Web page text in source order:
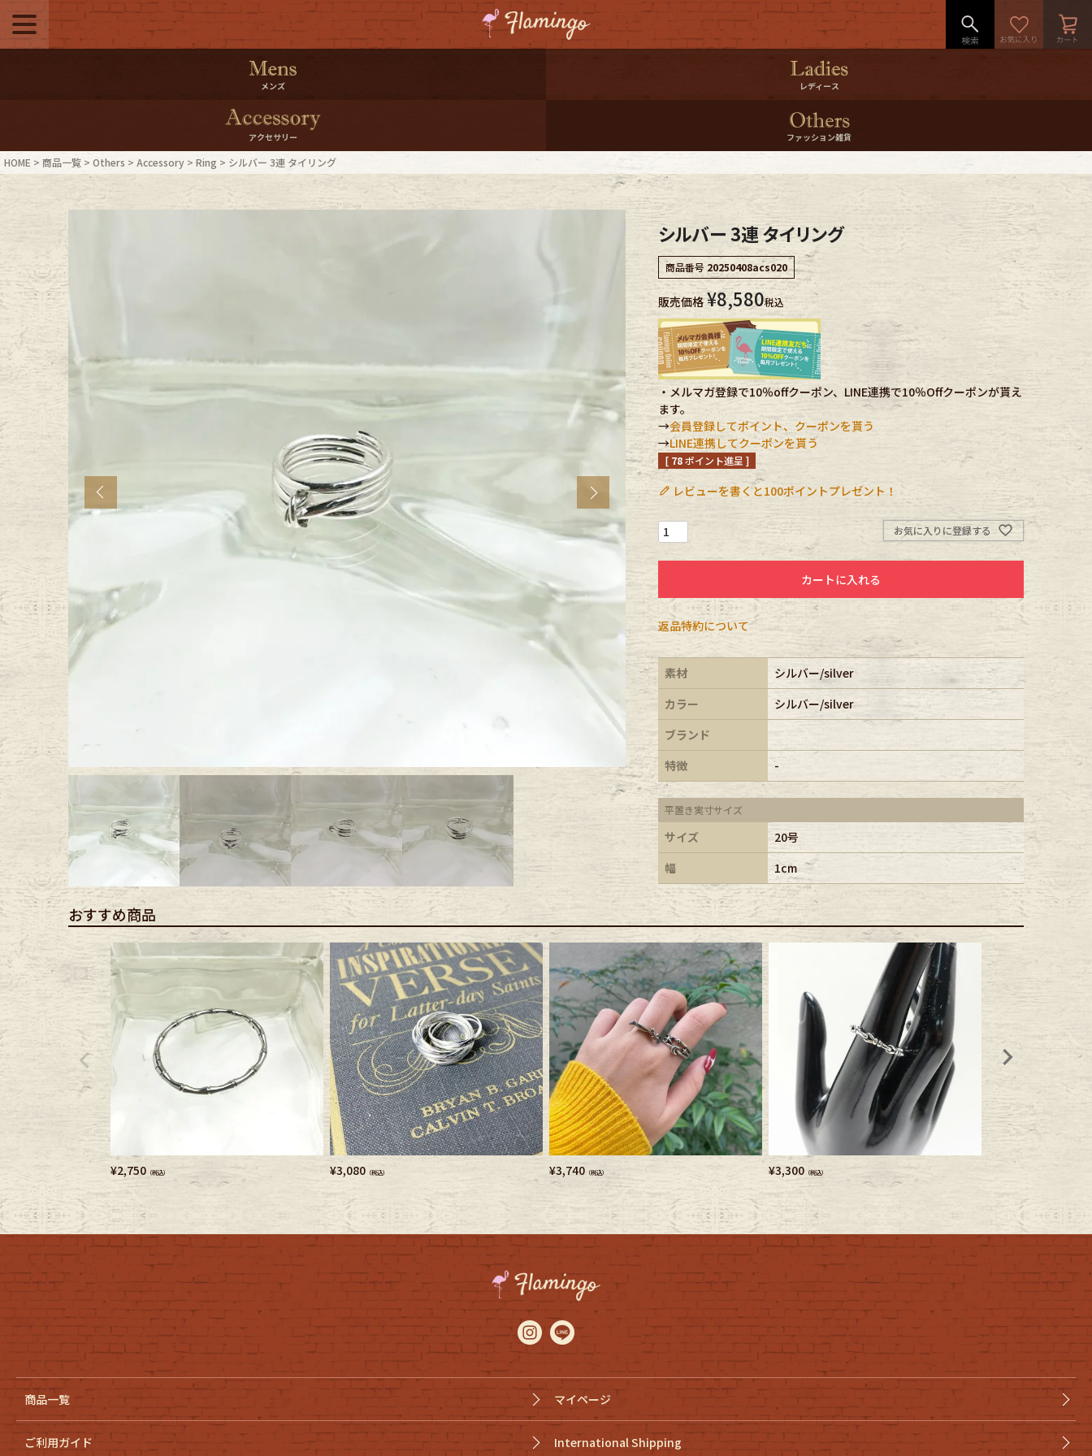
500pt＆10％Offクーポンプレゼント
10％0ffクーポンプレゼント
ログイン・会員登録 LINE ID連携
お気に入り マイページ
ご利用ガイド International Shipping
店舗紹介
ブランドから探す
年代から探す 古着卸DOCK
メンズ商品カテゴリーから探す
Tops Outer
Bottoms
Fafatt Kidswear
小物・アクセサリーから探す
Eye Wear Cap
Bag Stall・Scarf
Accessory Shoes
antique goods
vintage bicycle
FAFATT
メンズ レディース
アクセサリー ファッション雑貨
HOME 商品一覧 Others Accessory Ring シルバー 3連 タイリング
Previous Next
シルバー 3連 タイリング
商品番号 20250408acs020
販売価格 ¥8,580税込
・メルマガ登録で10％offクーポン、LINE連携で10％Offクーポンが貰え
ます。
→会員登録してポイント、クーポンを貰う
→LINE連携してクーポンを貰う
[ 78ポイント進呈 ]
レビューを書くと100ポイントプレゼント！
お気に入りに登録する
カートに入れる
返品特約について
素材
シルバー/silver
カラー
シルバー/silver
ブランド
特徴
-
平置き実寸サイズ
サイズ
20号
幅
1cm
おすすめ商品
¥2,750 （税込） ¥3,080 （税込） ¥3,740 （税込） ¥3,300 （税込）
商品一覧 マイページ
ご利用ガイド International Shipping